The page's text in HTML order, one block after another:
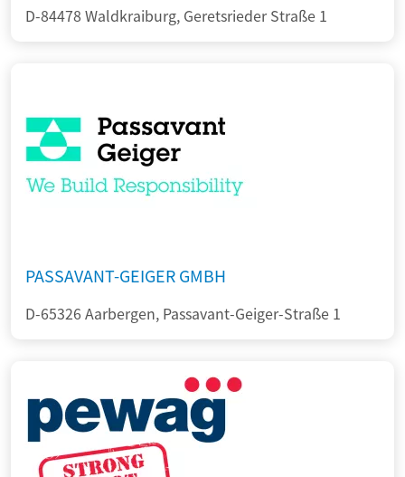
D-84478 Waldkraiburg, Geretsrieder Straße 1
PASSAVANT-GEIGER GMBH
D-65326 Aarbergen, Passavant-Geiger-Straße 1